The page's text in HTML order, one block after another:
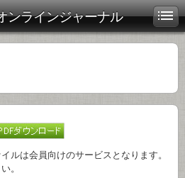
ンラインジャーナル
ルは会員向けのサービスとなります。
。